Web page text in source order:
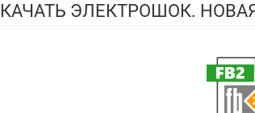
ЭЛЕКТРОШОК.